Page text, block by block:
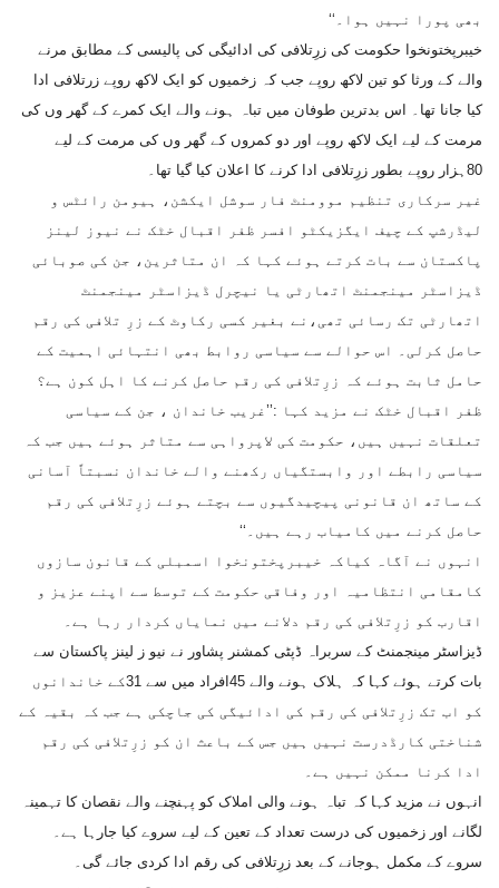
بھی پورا نہیں ہوا۔‘‘
خیبرپختونخوا حکومت کی زرِتلافی کی ادائیگی کی پالیسی کے مطابق مرنے
والے کے ورثا کو تین لاکھ روپے جب کہ زخمیوں کو ایک لاکھ روپے زرتلافی ادا
کیا جانا تھا۔ اس بدترین طوفان میں تباہ ہونے والے ایک کمرے کے گھر وں کی
مرمت کے لیے ایک لاکھ روپے اور دو کمروں کے گھر وں کی مرمت کے لیے
80ہزار روپے بطور زرِتلافی ادا کرنے کا اعلان کیا گیا تھا۔
غیر سرکاری تنظیم موومنٹ فار سوشل ایکشن، ہیومن رائٹس و
لیڈرشپ کے چیف ایگزیکٹو افسر ظفر اقبال خٹک نے نیوز لینز
پاکستان سے بات کرتے ہوئے کہا کہ ان متاثرین، جن کی صوبائی
ڈیزاسٹر مینجمنٹ اتھارٹی یا نیچرل ڈیزاسٹر مینجمنٹ
اتھارٹی تک رسائی تھی،نے بغیر کسی رکاوٹ کے زرِ تلافی کی رقم
حاصل کرلی۔ اس حوالے سے سیاسی روابط بھی انتہائی اہمیت کے
حامل ثابت ہوئے کہ زرِتلافی کی رقم حاصل کرنے کا اہل کون ہے؟
ظفر اقبال خٹک نے مزید کہا :’’غریب خاندان ، جن کے سیاسی
تعلقات نہیں ہیں، حکومت کی لاپرواہی سے متاثر ہوئے ہیں جب کہ
سیاسی رابطے اور وابستگیاں رکھنے والے خاندان نسبتاً آسانی
کے ساتھ ان قانونی پیچیدگیوں سے بچتے ہوئے زرِتلافی کی رقم
حاصل کرنے میں کامیاب رہے ہیں۔‘‘
انہوں نے آگاہ کیاکہ خیبرپختونخوا اسمبلی کے قانون سازوں
کامقامی انتظامیہ اور وفاقی حکومت کے توسط سے اپنے عزیز و
اقارب کو زرِتلافی کی رقم دلانے میں نمایاں کردار رہا ہے۔
ڈیزاسٹر مینجمنٹ کے سربراہ ڈپٹی کمشنر پشاور نے نیو ز لینز پاکستان سے
بات کرتے ہوئے کہا کہ ہلاک ہونے والے 45افراد میں سے 31کے خاندانوں
کو اب تک زرِتلافی کی رقم کی ادائیگی کی جاچکی ہے جب کہ بقیہ کے
شناختی کارڈدرست نہیں ہیں جس کے باعث ان کو زرِتلافی کی رقم
ادا کرنا ممکن نہیں ہے۔
انہوں نے مزید کہا کہ تباہ ہونے والی املاک کو پہنچنے والے نقصان کا تہمینہ
لگانے اور زخمیوں کی درست تعداد کے تعین کے لیے سروے کیا جارہا ہے۔
سروے کے مکمل ہوجانے کے بعد زرِتلافی کی رقم ادا کردی جائے گی۔